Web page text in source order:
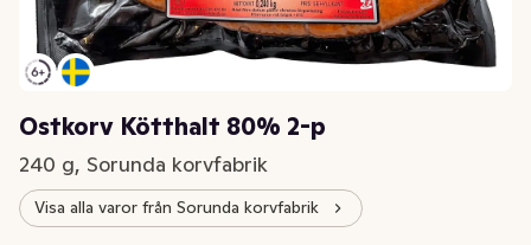
Ostkorv Kötthalt 80% 2-p
240 g, Sorunda korvfabrik
Visa alla varor från Sorunda korvfabrik